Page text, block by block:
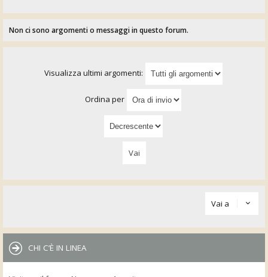
Non ci sono argomenti o messaggi in questo forum.
Visualizza ultimi argomenti:
Ordina per
Vai a
CHI C’È IN LINEA